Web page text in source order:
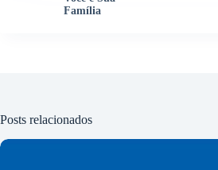
Família
Posts relacionados